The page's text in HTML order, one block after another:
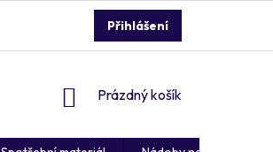
DOPRAVA A PLATBA
Přihlášení
NÁKUPNÍ
Prázdný košík